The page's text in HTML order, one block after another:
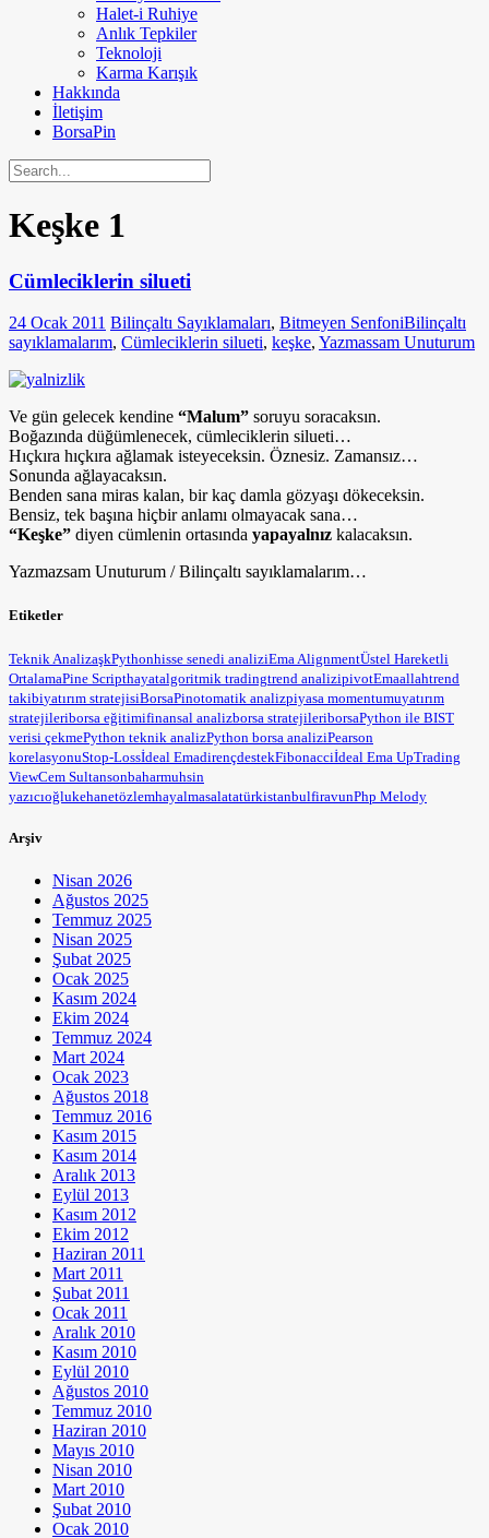
Halet-i Ruhiye
Anlık Tepkiler
Teknoloji
Karma Karışık
Hakkında
İletişim
BorsaPin
Keşke 1
Cümleciklerin silueti
24 Ocak 2011 Bilinçaltı Sayıklamaları, Bitmeyen SenfoniBilinçaltı
sayıklamalarım, Cümleciklerin silueti, keşke, Yazmassam Unuturum
Ve gün gelecek kendine “Malum” soruyu soracaksın.
Boğazında düğümlenecek, cümleciklerin silueti…
Hıçkıra hıçkıra ağlamak isteyeceksin. Öznesiz. Zamansız…
Sonunda ağlayacaksın.
Benden sana miras kalan, bir kaç damla gözyaşı dökeceksin.
Bensiz, tek başına hiçbir anlamı olmayacak sana…
“Keşke” diyen cümlenin ortasında yapayalnız kalacaksın.
Yazmazsam Unuturum / Bilinçaltı sayıklamalarım…
Etiketler
Teknik AnalizaşkPythonhisse senedi analiziEma AlignmentÜstel Hareketli
OrtalamaPine Scripthayatalgoritmik tradingtrend analizipivotEmaallahtrend
takibiyatırım stratejisiBorsaPinotomatik analizpiyasa momentumuyatırım
stratejileriborsa eğitimifinansal analizborsa stratejileriborsaPython ile BIST
verisi çekmePython teknik analizPython borsa analiziPearson
korelasyonuStop-Lossİdeal EmadirençdestekFibonacciİdeal Ema UpTrading
ViewCem Sultansonbaharmuhsin
yazıcıoğlukehanetözlemhayalmasalatatürkistanbulfiravunPhp Melody
Arşiv
Nisan 2026
Ağustos 2025
Temmuz 2025
Nisan 2025
Şubat 2025
Ocak 2025
Kasım 2024
Ekim 2024
Temmuz 2024
Mart 2024
Ocak 2023
Ağustos 2018
Temmuz 2016
Kasım 2015
Kasım 2014
Aralık 2013
Eylül 2013
Kasım 2012
Ekim 2012
Haziran 2011
Mart 2011
Şubat 2011
Ocak 2011
Aralık 2010
Kasım 2010
Eylül 2010
Ağustos 2010
Temmuz 2010
Haziran 2010
Mayıs 2010
Nisan 2010
Mart 2010
Şubat 2010
Ocak 2010